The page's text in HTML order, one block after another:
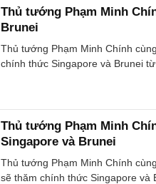
Thủ tướng Phạm Minh
Brunei
Thủ tướng Phạm Minh Chính
chính thức Singapore và Brunei từ
Thủ tướng Phạm Minh
Singapore và Brunei
Thủ tướng Phạm Minh Chính
sẽ thăm chính thức Singapore và